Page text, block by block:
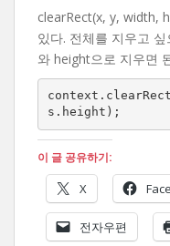
clearRect(x, y, width,
있다. 전체를 지우고
와 height으로 지우면
s.height);
이 글 공유하기:
X
전자우편